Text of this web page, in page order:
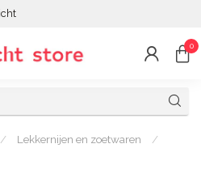
0
/ Lekkernijen en zoetwaren
/